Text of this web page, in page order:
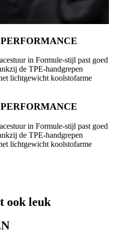
in Formule-stijl past goed
de TPE-handgrepen
lichtgewicht koolstofarme
in Formule-stijl past goed
de TPE-handgrepen
lichtgewicht koolstofarme
ook leuk